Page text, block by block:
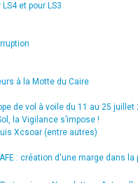
et pour LS3
à la Motte du Caire
de vol à voile du 11 au 25
la Vigilance s’impose !
Xcsoar (entre autres)
: création d'une marge dans